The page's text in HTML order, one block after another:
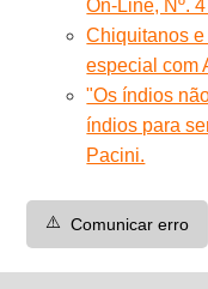
On-Line, Nº.
Chiquitanos
especial com
"Os índios
índios para
Pacini.
⚠️ Comunicar erro